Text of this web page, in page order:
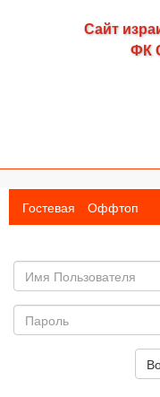
Сайт
ФК
Гостевая Оффтоп